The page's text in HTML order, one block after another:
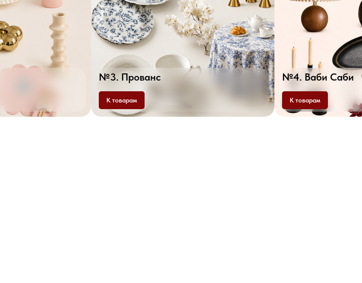
№3. Прованс
К товарам
№4. Ваби Саби
К товарам